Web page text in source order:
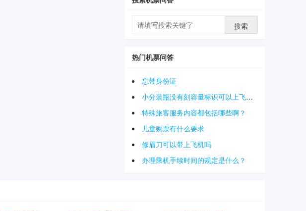
搜索
热门机票问答
忘带身份证
小分装瓶没有刻容量标识可以上飞机吗
特殊旅客服务内容都包括哪些啊？
儿童购票有什么要求
修眉刀可以带上飞机吗
办理乘机手续时间的规定是什么？